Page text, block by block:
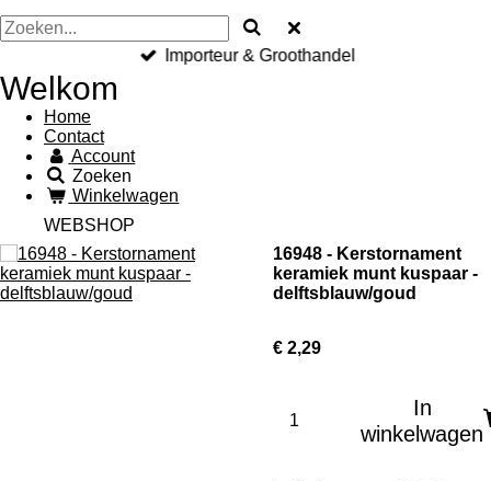
Importeur & Groothandel
Welkom
Home
Contact
Account
Zoeken
Winkelwagen
WEBSHOP
16948 - Kerstornament
keramiek munt kuspaar -
delftsblauw/goud
€ 2,29
In
winkelwagen